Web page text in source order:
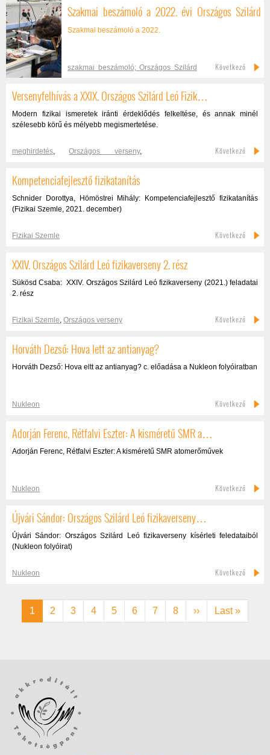
Szakmai beszámoló a 2022. évi Országos Szilárd
Leó…
Szakmai beszámoló a 2022.
szakmai beszámoló; Országos Szilárd
Következő
Versenyfelhívás a XXIX. Országos Szilárd Leó Fizik…
Modern fizikai ismeretek iránti érdeklődés felkeltése, és annak minél
szélesebb körű és mélyebb megismertetése.
meghirdetés,Országos verseny,
Következő
Kompetenciafejlesztő fizikatanítás
Schnider Dorottya, Hömöstrei Mihály: Kompetenciafejlesztő fizikatanítás
(Fizikai Szemle, 2021. december)
Fizikai Szemle Következő
XXIV. Országos Szilárd Leó fizikaverseny 2. rész
Sükösd Csaba: XXIV. Országos Szilárd Leó fizikaverseny (2021.) feladatai
2. rész
Fizikai Szemle, Országos verseny Következő
Horváth Dezső: Hova lett az antianyag?
Horváth Dezső: Hova eltt az antianyag? c. előadása a Nukleon folyóiratban
Nukleon Következő
Adorján Ferenc, Rétfalvi Eszter: A kisméretű SMR a…
Adorján Ferenc, Rétfalvi Eszter: A kisméretű SMR atomerőművek
Nukleon Következő
Újvári Sándor: Országos Szilárd Leó fizikaverseny…
Újvári Sándor: Országos Szilárd Leó fizikaverseny kísérleti feledataiból
(Nukleon folyóirat)
Nukleon Következő
Jelenlegi oldal
1 Oldal
2 Oldal
3 Oldal
4 Oldal
5 Oldal
6 Oldal
7 Oldal
8 Következő oldal
›› Utolsó oldal
Last »